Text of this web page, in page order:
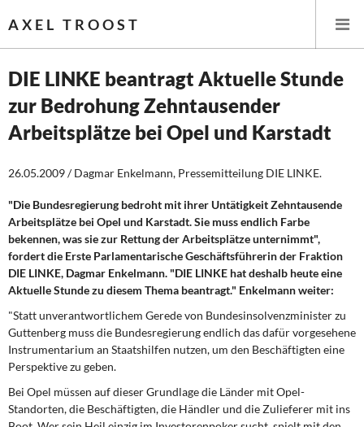
AXEL TROOST
Startseite
Wirtschaftspolitik
Steuer- und Finanzpolitik
Öffentliche Infrastruktur und Daseinsvorsorge
Eurokrise und Griechenland
DIE LINKE
Weitere Themen
DIE LINKE beantragt Aktuelle Stunde
zur Bedrohung Zehntausender
Arbeitsplätze bei Opel und Karstadt
26.05.2009 / Dagmar Enkelmann, Pressemitteilung DIE LINKE.
"Die Bundesregierung bedroht mit ihrer Untätigkeit Zehntausende
Arbeitsplätze bei Opel und Karstadt. Sie muss endlich Farbe
bekennen, was sie zur Rettung der Arbeitsplätze unternimmt",
fordert die Erste Parlamentarische Geschäftsführerin der Fraktion
DIE LINKE, Dagmar Enkelmann. "DIE LINKE hat deshalb heute eine
Aktuelle Stunde zu diesem Thema beantragt." Enkelmann weiter:
"Statt unverantwortlichem Gerede von Bundesinsolvenzminister zu
Guttenberg muss die Bundesregierung endlich das dafür vorgesehene
Instrumentarium an Staatshilfen nutzen, um den Beschäftigten eine
Perspektive zu geben.
Bei Opel müssen auf dieser Grundlage die Länder mit Opel-
Standorten, die Beschäftigten, die Händler und die Zulieferer mit ins